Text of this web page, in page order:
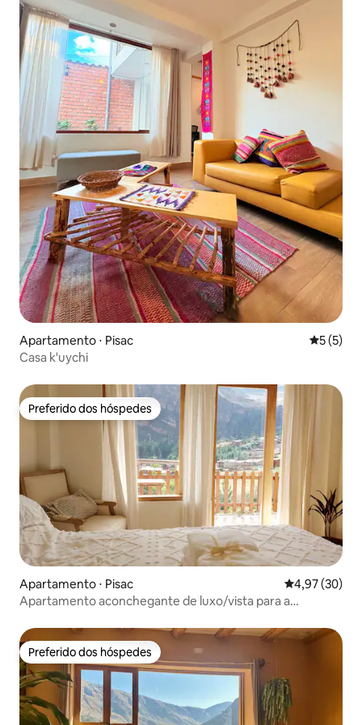
Apartamento ⋅ Pisac 5 de
5 (5)
Casa k'uychi
Preferido dos hóspedes
Preferido dos hóspedes
Apartamento ⋅ Pisac 4,97 de uma
4,97 (30)
Apartamento aconchegante de luxo/vista para a
Preferido dos hóspedes
Preferido dos hóspedes